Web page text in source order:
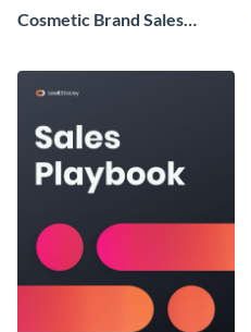
Cosmetic Brand Sales